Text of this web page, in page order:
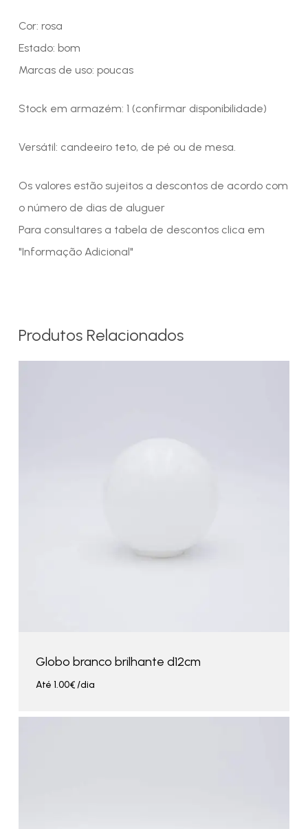
Cor: rosa
Estado: bom
Marcas de uso: poucas
Stock em armazém: 1 (confirmar disponibilidade)
Versátil: candeeiro teto, de pé ou de mesa.
Os valores estão sujeitos a descontos de acordo com
o número de dias de aluguer
Para consultares a tabela de descontos clica em
"Informação Adicional"
Produtos Relacionados
Globo branco brilhante d12cm
Até 1.00€/dia